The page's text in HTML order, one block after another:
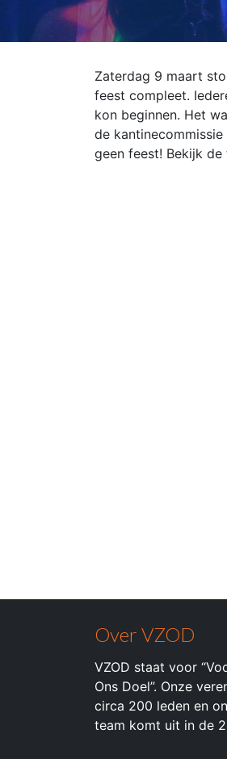
Zaterdag 9 maart
feest compleet.
kon beginnen. Het
de
geen feest! Bekijk
Over VZOD
VZOD staat voor
Ons Doel”. Onze
circa 200 leden en
team komt uit in de